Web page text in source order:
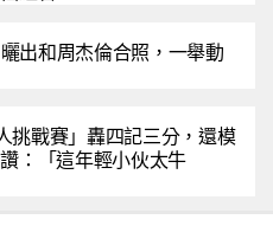
出和周杰倫合照，一舉動
挑戰賽」轟四記三分，還模
：「這年輕小伙太牛